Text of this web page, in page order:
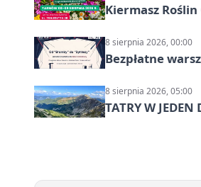
Kiermasz
8 sierpnia 2026, 00:00
Bezpłatne
8 sierpnia 2026, 05:00
TATRY W